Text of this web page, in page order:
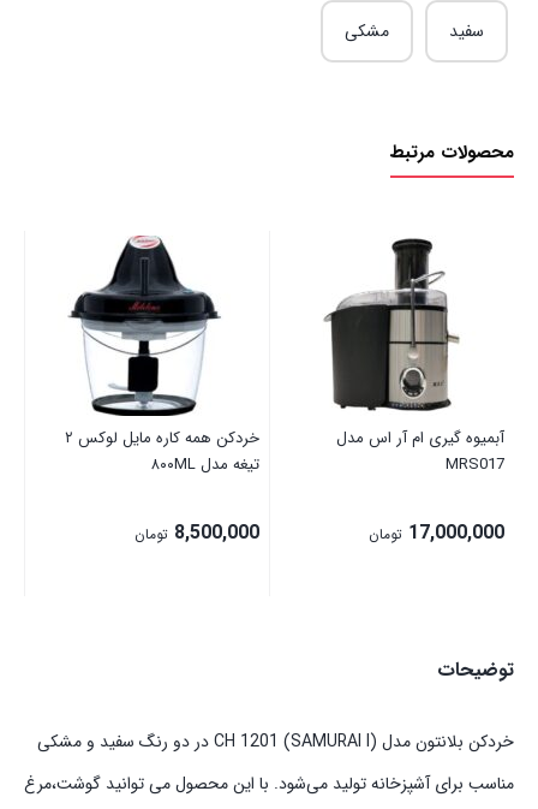
سفید مشکی
محصولات مرتبط
آبمیوه گیری ام آر اس مدل
MRS017
17,000,000 تومان
خردکن همه کاره مایل لوکس ۲
تیغه مدل ۸۰۰ML
8,500,000 تومان
توضیحات
خردکن بلانتون مدل CH 1201 (SAMURAI I) در دو رنگ سفید و مشکی
مناسب برای آشپزخانه تولید می‌شود. با این محصول می توانید گوشت،مرغ